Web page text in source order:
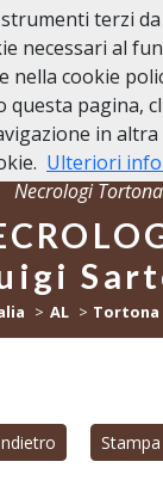
Necrologi Tortona
AL Tortona
terzi
necessari al
nella cookie
questa pagina,
in
Ulteriori